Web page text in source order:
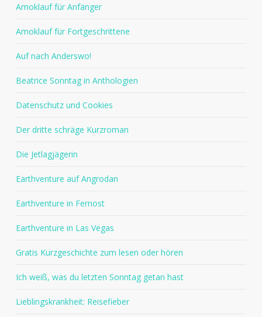
Amoklauf für Anfänger
Amoklauf für Fortgeschrittene
Auf nach Anderswo!
Beatrice Sonntag in Anthologien
Datenschutz und Cookies
Der dritte schräge Kurzroman
Die Jetlagjägerin
Earthventure auf Angrodan
Earthventure in Fernost
Earthventure in Las Vegas
Gratis Kurzgeschichte zum lesen oder hören
Ich weiß, was du letzten Sonntag getan hast
Lieblingskrankheit: Reisefieber